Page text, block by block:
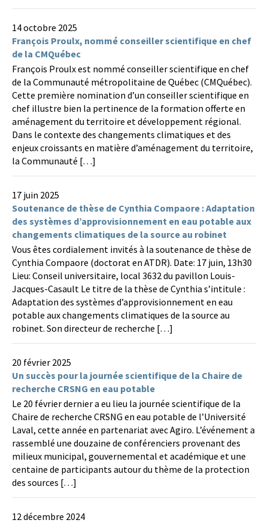
14 octobre 2025
François Proulx, nommé conseiller scientifique en chef
de la CMQuébec
François Proulx est nommé conseiller scientifique en chef
de la Communauté métropolitaine de Québec (CMQuébec).
Cette première nomination d’un conseiller scientifique en
chef illustre bien la pertinence de la formation offerte en
aménagement du territoire et développement régional.
Dans le contexte des changements climatiques et des
enjeux croissants en matière d’aménagement du territoire,
la Communauté […]
17 juin 2025
Soutenance de thèse de Cynthia Compaore : Adaptation
des systèmes d’approvisionnement en eau potable aux
changements climatiques de la source au robinet
Vous êtes cordialement invités à la soutenance de thèse de
Cynthia Compaore (doctorat en ATDR). Date: 17 juin, 13h30
Lieu: Conseil universitaire, local 3632 du pavillon Louis-
Jacques-Casault Le titre de la thèse de Cynthia s’intitule :
Adaptation des systèmes d’approvisionnement en eau
potable aux changements climatiques de la source au
robinet. Son directeur de recherche […]
20 février 2025
Un succès pour la journée scientifique de la Chaire de
recherche CRSNG en eau potable
Le 20 février dernier a eu lieu la journée scientifique de la
Chaire de recherche CRSNG en eau potable de l’Université
Laval, cette année en partenariat avec Agiro. L’événement a
rassemblé une douzaine de conférenciers provenant des
milieux municipal, gouvernemental et académique et une
centaine de participants autour du thème de la protection
des sources […]
12 décembre 2024